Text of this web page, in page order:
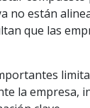
no están
que las
la empresa,